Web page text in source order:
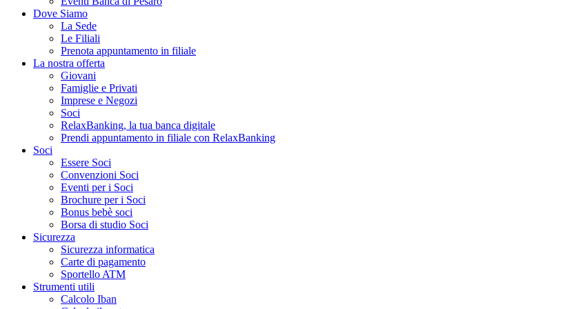
Dove Siamo
La Sede
Le Filiali
Prenota appuntamento in filiale
La nostra offerta
Giovani
Famiglie e Privati
Imprese e Negozi
Soci
RelaxBanking, la tua banca digitale
Prendi appuntamento in filiale con RelaxBanking
Soci
Essere Soci
Convenzioni Soci
Eventi per i Soci
Brochure per i Soci
Bonus bebè soci
Borsa di studio Soci
Sicurezza
Sicurezza informatica
Carte di pagamento
Sportello ATM
Strumenti utili
Calcolo Iban